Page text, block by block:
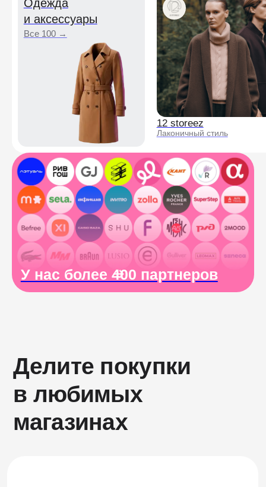
При оформлении заказа
в интернет-магазинах
Выбирайте Подели на шаге оплаты —
бирайте покупку сразу, платя
частями без переплат
Подробнее
В розничных-магазинах
На кассе попросите оплату
через Подели и подтвердите по QR-
коду за несколько секунд
Подробнее